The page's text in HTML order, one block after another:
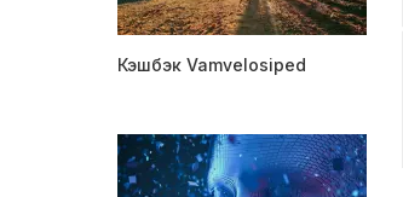
Кэшбэк Vamvelosiped